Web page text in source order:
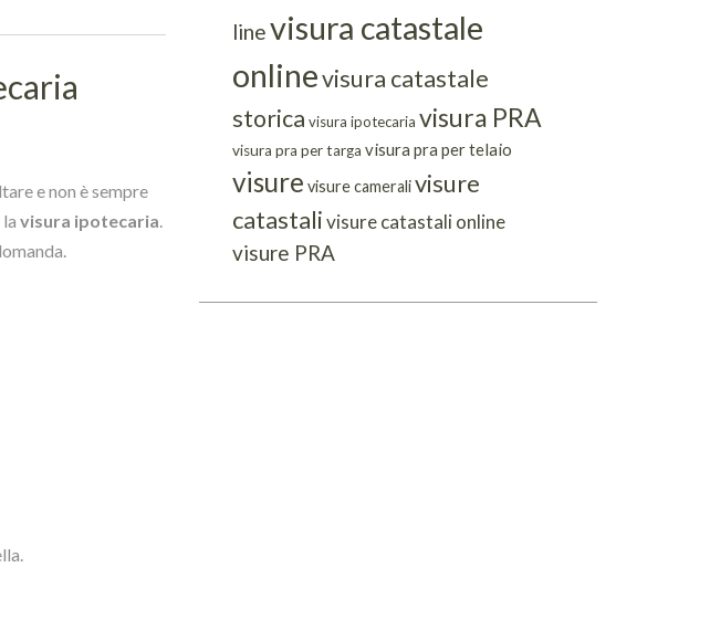
e non è sempre
la visura ipotecaria.
linevisura catastale
onlinevisura catastale
storica visura ipotecaria visura PRA
visura pra per targa visura pra per telaio
visure visure cameralivisure
catastalivisure catastali online
visure PRA